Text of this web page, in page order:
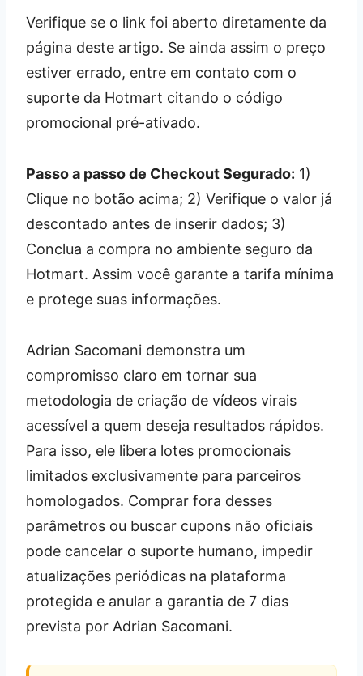
Verifique se o link foi aberto diretamente da
página deste artigo. Se ainda assim o preço
estiver errado, entre em contato com o
suporte da Hotmart citando o código
promocional pré-ativado.
Passo a passo de Checkout Segurado: 1)
Clique no botão acima; 2) Verifique o valor já
descontado antes de inserir dados; 3)
Conclua a compra no ambiente seguro da
Hotmart. Assim você garante a tarifa mínima
e protege suas informações.
Adrian Sacomani demonstra um
compromisso claro em tornar sua
metodologia de criação de vídeos virais
acessível a quem deseja resultados rápidos.
Para isso, ele libera lotes promocionais
limitados exclusivamente para parceiros
homologados. Comprar fora desses
parâmetros ou buscar cupons não oficiais
pode cancelar o suporte humano, impedir
atualizações periódicas na plataforma
protegida e anular a garantia de 7 dias
prevista por Adrian Sacomani.